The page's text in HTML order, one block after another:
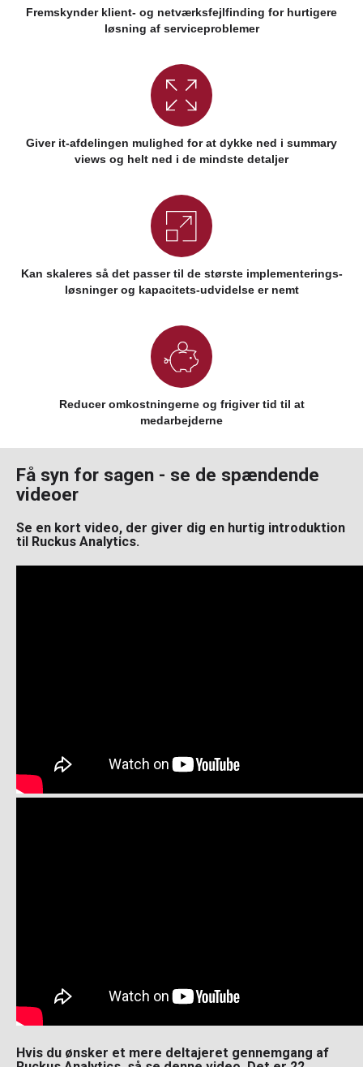
Fremskynder klient- og netværksfejlfinding for hurtigere
løsning af serviceproblemer
Giver it-afdelingen mulighed for at dykke ned i summary
views og helt ned i de mindste detaljer
Kan skaleres så det passer til de største implementerings-
løsninger og kapacitets-udvidelse er nemt
Reducer omkostningerne og frigiver tid til at
medarbejderne
Få syn for sagen - se de spændende
videoer
Se en kort video, der giver dig en hurtig introduktion
til Ruckus Analytics.
Hvis du ønsker et mere deltajeret gennemgang af